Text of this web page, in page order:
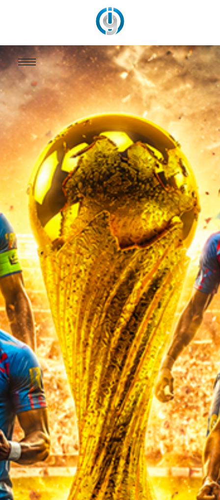
Mondial 2026: Les Léopards et l’Afrique, prêts pour la compétition ?